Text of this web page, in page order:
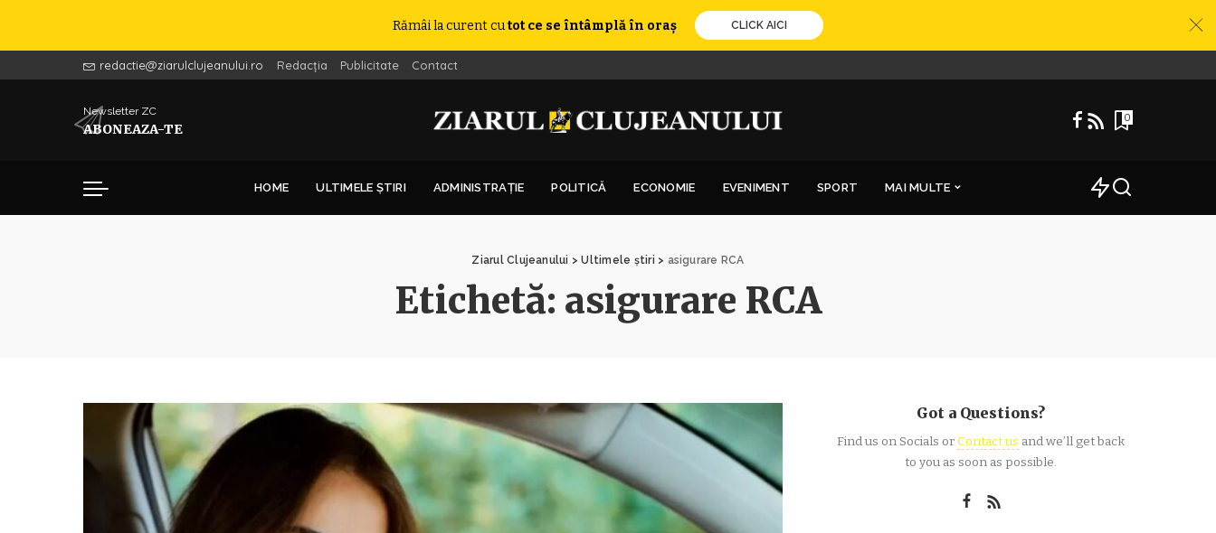
Rămâi la curent cutot ce se întâmplă în oraș CLICK AICI
redactie@ziarulclujeanului.ro Redacția Publicitate Contact
Newsletter ZC
ABONEAZA-TE
0
HOME ULTIMELE ȘTIRI ADMINISTRAȚIE POLITICĂ ECONOMIE EVENIMENT SPORT MAI MULTE
Ziarul Clujeanului >Ultimele știri > asigurare RCA
Etichetă: asigurare RCA
Got a Questions?
Find us on Socials orContact us and we’ll get back
to you as soon as possible.